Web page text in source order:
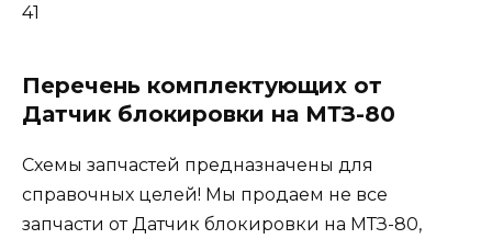
41
Перечень комплектующих от
Датчик блокировки на МТЗ-80
Схемы запчастей предназначены для
справочных целей! Мы продаем не все
запчасти от Датчик блокировки на МТЗ-80,